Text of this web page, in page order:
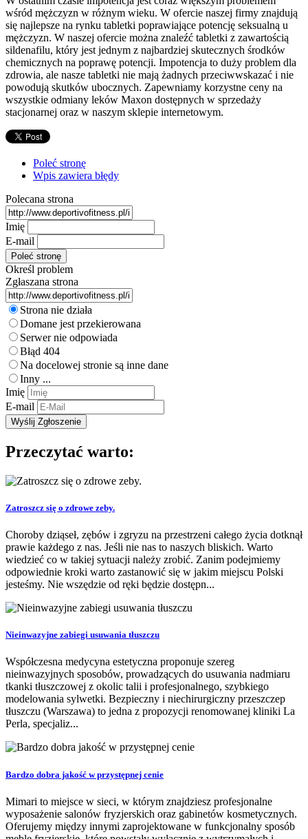
wśród mężczyzn w różnym wieku. W ofercie naszej firmy znajdują
się najlepsze na rynku tabletki poprawiające potencję seksualną u
mężczyzn. W naszej ofercie można znaleźć tabletki z zawartością
sildenafilu, który jest jednym z najbardziej skutecznych środków
chemicznych na poprawę potencji. Impotencja to duży problem dla
zdrowia, ale nasze tabletki nie mają żadnych przeciwwskazać i nie
powodują skutków ubocznych. Zapewniamy korzystne ceny na
wszystkie odmiany leków Maxon dostępnych w sprzedaży
stacjonarnej oraz w naszym sklepie internetowym.
Poleć stronę
Wpis zawiera błędy
Polecana strona
Imię
E-mail
Określ problem
Zgłaszana strona
Strona nie działa
Domane jest przekierowana
Serwer nie odpowiada
Błąd 404
Na docelowej stronie są inne dane
Inny ...
Imię
E-mail
Przeczytać warto:
Zatroszcz się o zdrowe zeby.
Choroby dziąseł, zębów i zgryzu na przestrzeni całego życia dotknął
prawie każdego z nas. Jeśli nie nas to naszych bliskich. Warto
wiedzieć co w takiej sytuacji należy zrobić. Zanim podejmiemy
odpowiednie kroki warto zastanowić się w jakim miejscu Polski
jesteśmy. Nie wszędzie od ręki będzie dostępn...
Nieinwazyjne zabiegi usuwania tłuszczu
Współczesna medycyna estetyczna proponuje szereg
nieinwazyjnych sposobów, prowadzących do usuwania nadmiaru
tkanki tłuszczowej z okolic talii i profesjonalnego, szybkiego
modelowania sylwetki. Bezpieczny i niechirurgiczny przeszczep
tłuszczu (Warszawa) to jedna z propozycji renomowanej kliniki La
Perla, specjaliz...
Bardzo dobra jakość w przystępnej cenie
Mimari to miejsce w sieci, w którym znajdziesz profesjonalne
wyposażenie salonów fryzjerskich oraz gabinetów kosmetycznych.
Oferujemy między innymi zaprojektowane w funkcjonalny sposób